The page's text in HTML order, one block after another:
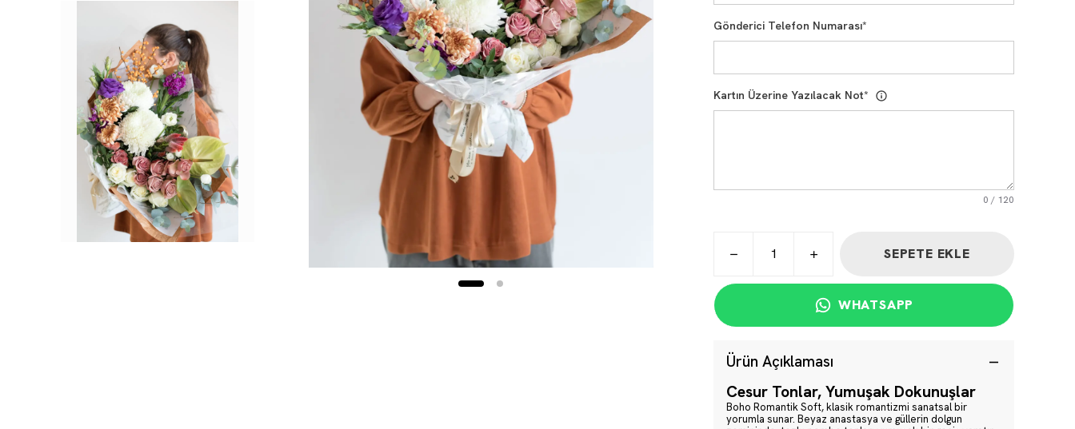
Gönderici Telefon Numarası*
Kartın Üzerine Yazılacak Not*
0 / 120
SEPETE EKLE
WHATSAPP
Ürün Açıklaması
Cesur Tonlar, Yumuşak Dokunuşlar
Boho Romantik Soft, klasik romantizmi sanatsal bir
yorumla sunar. Beyaz anastasya ve güllerin dolgun